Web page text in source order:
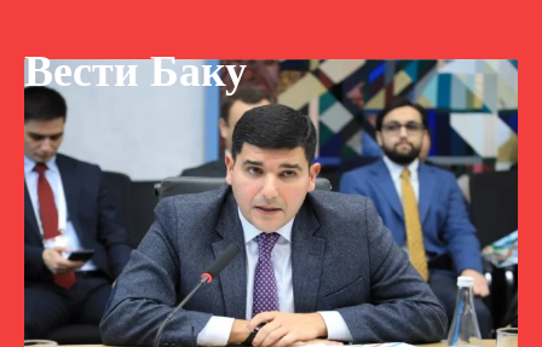
Вести Баку